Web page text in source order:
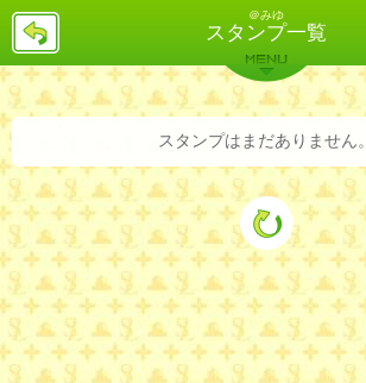
＠みゆ
スタンプ一覧
戻
バックナンバー 詳細検索 ランキング
MENU
スタンプはまだありません。